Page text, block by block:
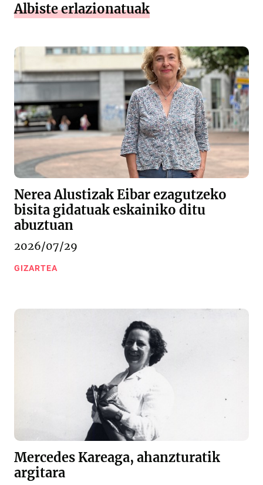
Albiste erlazionatuak
Nerea Alustizak Eibar ezagutzeko
bisita gidatuak eskainiko ditu
abuztuan
2026/07/29
GIZARTEA
Mercedes Kareaga, ahanzturatik
argitara